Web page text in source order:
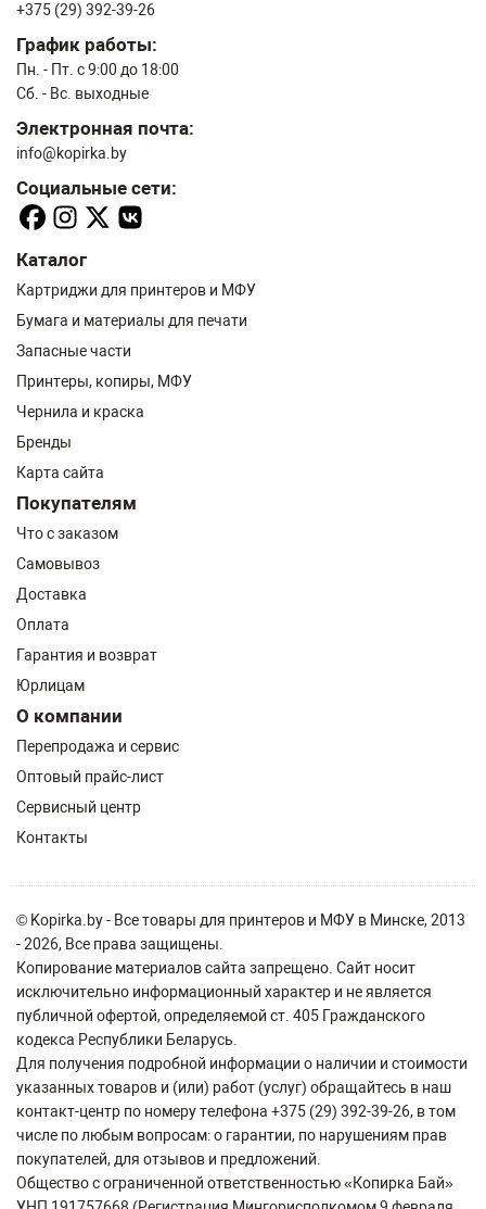
+375 (29) 392-39-26
График работы:
Пн. - Пт. с 9:00 до 18:00
Сб. - Вс. выходные
Электронная почта:
info@kopirka.by
Социальные сети:
Каталог
Картриджи для принтеров и МФУ
Бумага и материалы для печати
Запасные части
Принтеры, копиры, МФУ
Чернила и краска
Бренды
Карта сайта
Покупателям
Что с заказом
Самовывоз
Доставка
Оплата
Гарантия и возврат
Юрлицам
О компании
Перепродажа и сервис
Оптовый прайс-лист
Сервисный центр
Контакты
© Kopirka.by - Все товары для принтеров и МФУ в Минске, 2013
- 2026, Все права защищены.
Копирование материалов сайта запрещено. Сайт носит
исключительно информационный характер и не является
публичной офертой, определяемой ст. 405 Гражданского
кодекса Республики Беларусь.
Для получения подробной информации о наличии и стоимости
указанных товаров и (или) работ (услуг) обращайтесь в наш
контакт-центр по номеру телефона +375 (29) 392-39-26, в том
числе по любым вопросам: о гарантии, по нарушениям прав
покупателей, для отзывов и предложений.
Общество с ограниченной ответственностью «Копирка Бай»